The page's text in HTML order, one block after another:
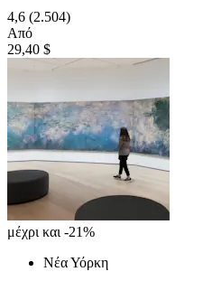
4,6 (2.504)
Από
29,40 $
μέχρι και -21%
Νέα Υόρκη